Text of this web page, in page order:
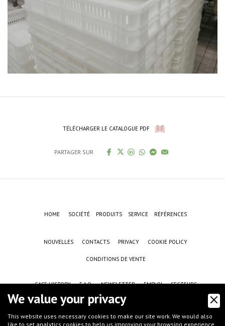
TÉLÉCHARGER LE CATALOGUE PDF
PARTAGER SUR
HOME SOCIÉTÉ PRODUITS SERVICE RÉFÉRENCES
NOUVELLES CONTACTS PRIVACY COOKIE POLICY
CONDITIONS DE VENTE
CASE HISTORY F.A.Q. NEWSLETTER EMPLOI SECTEURS
We value your privacy
This website uses necessary cookies to make our site work. We would also
like to set analytics cookies to help us improving your browsing experience